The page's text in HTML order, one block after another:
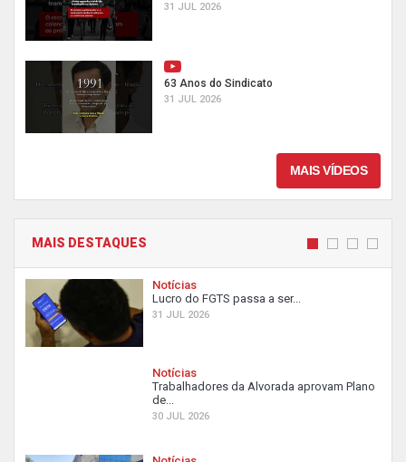
31 JUL 2026
63 Anos do Sindicato
31 JUL 2026
MAIS VÍDEOS
MAIS DESTAQUES
Notícias
Lucro do FGTS passa a ser...
31 JUL 2026
Notícias
Trabalhadores da Alvorada aprovam Plano
de...
30 JUL 2026